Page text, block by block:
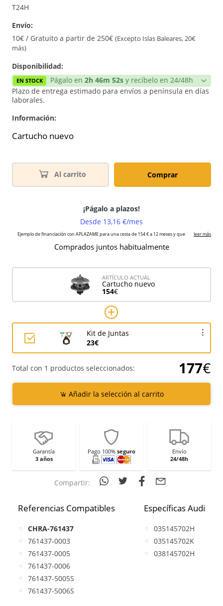
T24H
Envío:
10€ / Gratuito a partir de 250€ (Excepto Islas Baleares, 20€
más)
Disponibilidad:
EN STOCK Págalo en 2h 46m 52s y recíbelo en 24/48h
Plazo de entrega estimado para envíos a península en días
laborales.
Información:
Cartucho nuevo
Al carrito Comprar
Comprados juntos habitualmente
ARTÍCULO ACTUAL
Cartucho nuevo
154€
Kit de Juntas
23€
Total con 1 productos seleccionados: 177€
Añadir la selección al carrito
Garantía
3 años
Pago 100% seguro
Envío
24/48h
Compartir:
Referencias Compatibles
CHRA-761437
761437-0003
761437-0005
761437-0006
761437-5005S
761437-5006S
Específicas Audi
035145702H
035145702K
038145702H